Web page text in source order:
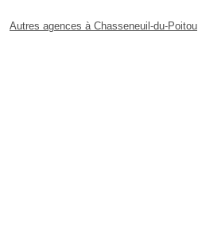
Autres agences à Chasseneuil-du-Poitou